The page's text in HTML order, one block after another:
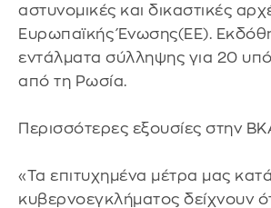
αστυνομικές και δικαστικές
Ευρωπαϊκής Ένωσης(ΕΕ).
εντάλματα σύλληψης για 20
από τη Ρωσία.
Περισσότερες εξουσίες στην
«Τα επιτυχημένα μέτρα μας
κυβερνοεγκλήματος δείχνουν